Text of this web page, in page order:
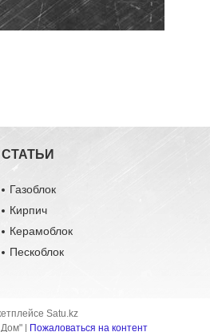
СТАТЬИ
Газоблок
Кирпич
Керамоблок
Пескоблок
Satu.kz
Пожаловаться на контент